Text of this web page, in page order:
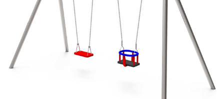
REFERANSLAR
İLETIŞIM